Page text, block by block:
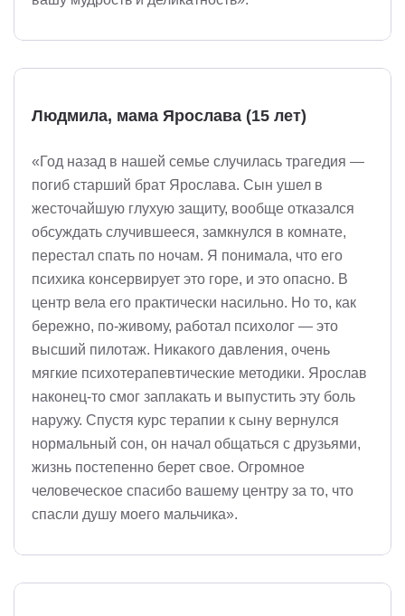
Людмила, мама Ярослава (15 лет)
«Год назад в нашей семье случилась трагедия —
погиб старший брат Ярослава. Сын ушел в
жесточайшую глухую защиту, вообще отказался
обсуждать случившееся, замкнулся в комнате,
перестал спать по ночам. Я понимала, что его
психика консервирует это горе, и это опасно. В
центр вела его практически насильно. Но то, как
бережно, по-живому, работал психолог — это
высший пилотаж. Никакого давления, очень
мягкие психотерапевтические методики. Ярослав
наконец-то смог заплакать и выпустить эту боль
наружу. Спустя курс терапии к сыну вернулся
нормальный сон, он начал общаться с друзьями,
жизнь постепенно берет свое. Огромное
человеческое спасибо вашему центру за то, что
спасли душу моего мальчика».